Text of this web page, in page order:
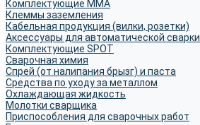
Комплектующие ММА
Клеммы заземления
Кабельная продукция (вилки, розетки)
Аксессуары для автоматической сварки
Комплектующие SPOT
Сварочная химия
Спрей (от налипания брызг) и паста
Средства по уходу за металлом
Охлаждающая жидкость
Молотки сварщика
Приспособления для сварочных работ